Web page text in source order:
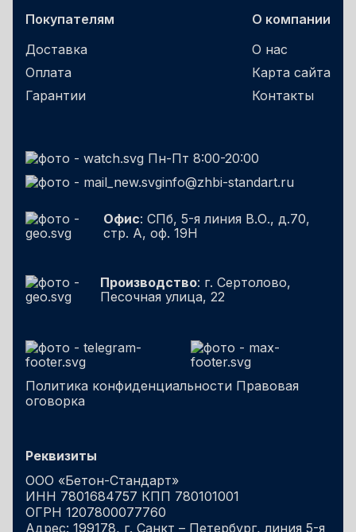
Покупателям
Доставка
Оплата
Гарантии
О компании
О нас
Карта сайта
Контакты
Пн-Пт 8:00-20:00
info@zhbi-standart.ru
Офис: СПб, 5-я линия В.О., д.70,
стр. А, оф. 19Н
Производство: г. Сертолово,
Песочная улица, 22
Политика конфиденциальности Правовая
оговорка
Реквизиты
ООО «Бетон-Стандарт»
ИНН 7801684757 КПП 780101001
ОГРН 1207800077760
Адрес: 199178, г. Санкт – Петербург, линия 5-я